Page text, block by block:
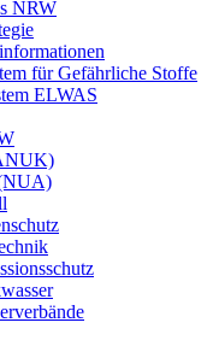
NRW
für Gefährliche Stoffe
ELWAS